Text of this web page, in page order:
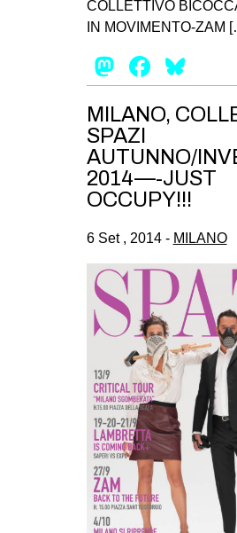
COLLETTIVO
IN MOVIMENTO-ZAM
Mastodon
MILANO,
SPAZI
AUTUNNO/
2014—-JUST
OCCUPY!!!
6 Set , 2014 - MILANO